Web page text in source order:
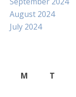
August 2024
July 2024
M
T